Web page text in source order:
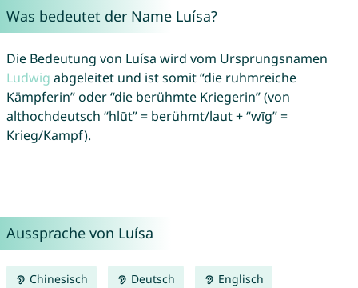
Was bedeutet der Name Luísa?
Die Bedeutung von Luísa wird vom Ursprungsnamen
Ludwig abgeleitet und ist somit “die ruhmreiche
Kämpferin” oder “die berühmte Kriegerin” (von
althochdeutsch “hlūt” = berühmt/laut + “wīg” =
Krieg/Kampf).
Aussprache von Luísa
Chinesisch Deutsch Englisch